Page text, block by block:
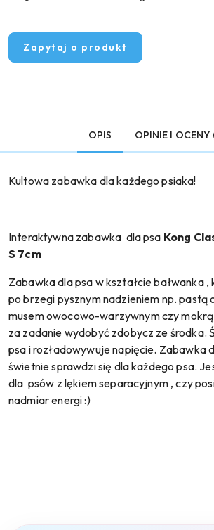
Zapytaj o produkt
OPIS OPINIE I OCENY
Kultowa zabawka dla każdego psiaka!
Interaktywna zabawka dla psa Kong
S 7cm
Zabawka dla psa w kształcie bałwanka ,
po brzegi pysznym nadzieniem np. pastą
musem owocowo-warzywnym czy
za zadanie wydobyć zdobycz ze środka.
psa i rozładowywuje napięcie. Zabawka
świetnie sprawdzi się dla każdego psa.
dla psów z lękiem separacyjnym , czy
nadmiar energi :)